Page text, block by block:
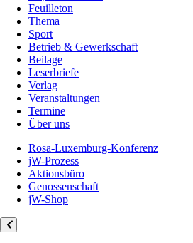
Feuilleton
Thema
Sport
Betrieb & Gewerkschaft
Beilage
Leserbriefe
Verlag
Veranstaltungen
Termine
Über uns
Rosa-Luxemburg-Konferenz
jW-Prozess
Aktionsbüro
Genossenschaft
jW-Shop